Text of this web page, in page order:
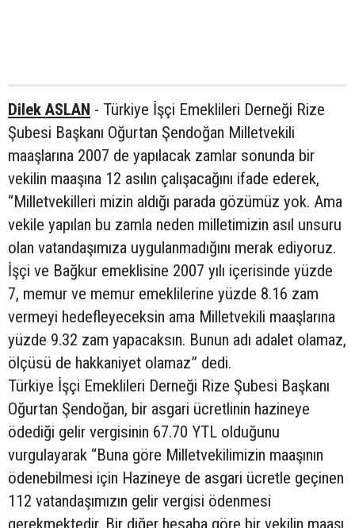
Dilek ASLAN - Türkiye İşçi Emeklileri Derneği Rize
Şubesi Başkanı Oğurtan Şendoğan Milletvekili
maaşlarına 2007 de yapılacak zamlar sonunda bir
vekilin maaşına 12 asılın çalışacağını ifade ederek,
“Milletvekilleri mizin aldığı parada gözümüz yok. Ama
vekile yapılan bu zamla neden milletimizin asıl unsuru
olan vatandaşımıza uygulanmadığını merak ediyoruz.
İşçi ve Bağkur emeklisine 2007 yılı içerisinde yüzde
7, memur ve memur emeklilerine yüzde 8.16 zam
vermeyi hedefleyeceksin ama Milletvekili maaşlarına
yüzde 9.32 zam yapacaksın. Bunun adı adalet olamaz,
ölçüsü de hakkaniyet olamaz” dedi.
Türkiye İşçi Emeklileri Derneği Rize Şubesi Başkanı
Oğurtan Şendoğan, bir asgari ücretlinin hazineye
ödediği gelir vergisinin 67.70 YTL olduğunu
vurgulayarak “Buna göre Milletvekilimizin maaşının
ödenebilmesi için Hazineye de asgari ücretle geçinen
112 vatandaşımızın gelir vergisi ödenmesi
gerekmektedir. Bir diğer hesaba göre bir vekilin maaşı